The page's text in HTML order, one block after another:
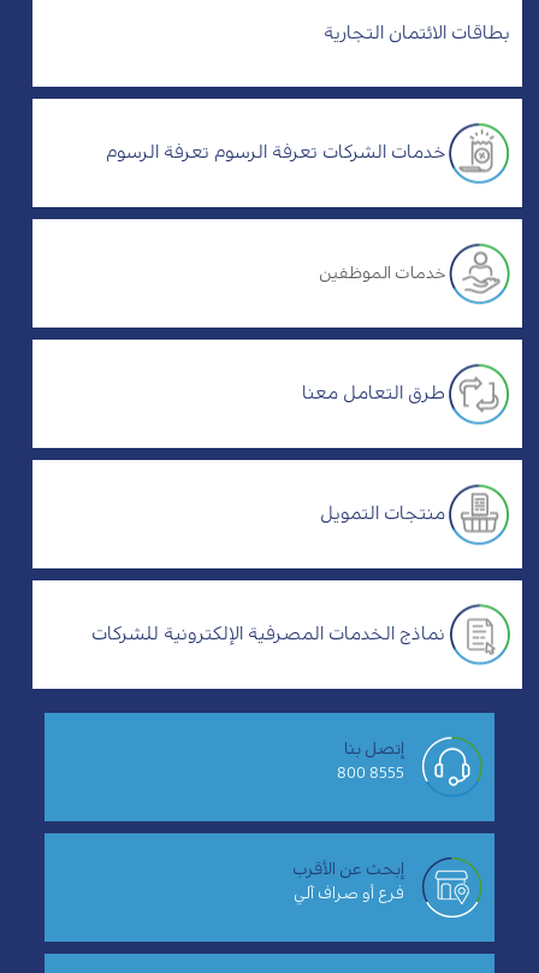
بطاقات الائتمان التجارية
خدمات الشركات تعرفة الرسوم تعرفة الرسوم
خدمات الموظفين
طرق التعامل معنا
منتجات التمويل
نماذج الخدمات المصرفية الإلكترونية للشركات
إتصل بنا
8555 800
إبحث عن الأقرب
فرع أو صراف آلي